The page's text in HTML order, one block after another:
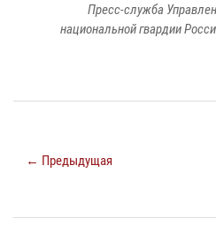
Пресс-служба
национальной гвардии
← Предыдущая